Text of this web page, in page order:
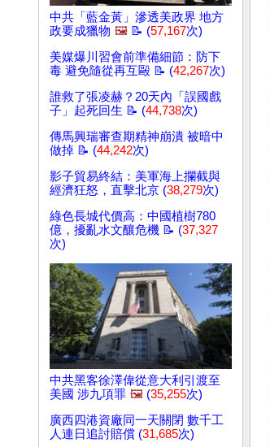
中共「藍金黃」滲透美政界 地方
政要成獵物 🖼️ 📝 (57,167次)
美媒爆川習會前準備細節：防下
毒 避免隨從再互毆 📝 (42,267次)
誰救了張凌赫？20天內「誤國戲
子」起死回生 📝 (44,738次)
傳馬興瑞審查期精神崩潰 被暗中
做掉 📝 (44,242次)
影子貿易終結：美軍海上攔截與
經濟狂怒，直擊北京 (38,279次)
綠色長城代價高：中國植樹780
億，擾亂水文釀危機 📝 (37,327
次)
中共黑客徐澤偉從意大利引渡至
美國 涉九項罪 🖼️ (35,255次)
廣西四港資廠同一天關閉 數千工
人連日追討賠償 (31,685次)